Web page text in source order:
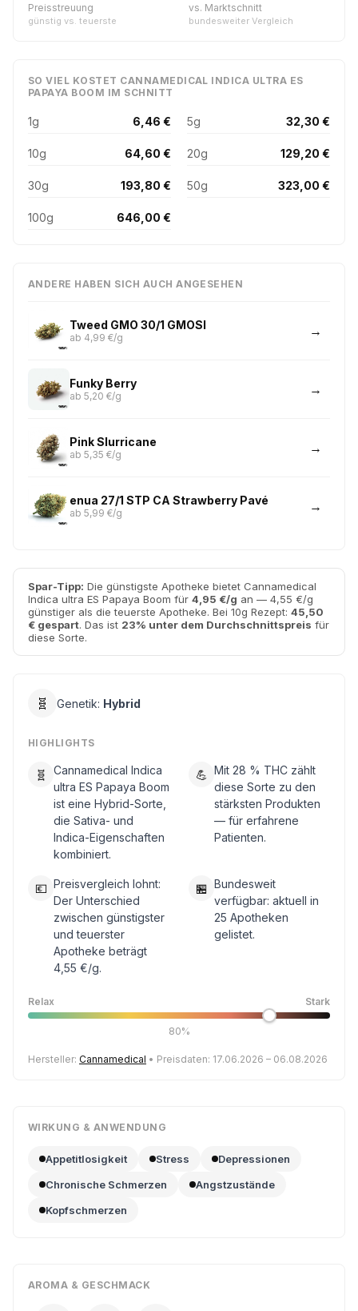
Preisstreuung
günstig vs. teuerste
vs. Marktschnitt
bundesweiter Vergleich
SO VIEL KOSTET CANNAMEDICAL INDICA ULTRA ES
PAPAYA BOOM IM SCHNITT
1g 6,46 € 5g 32,30 €
10g 64,60 € 20g 129,20 €
30g 193,80 € 50g 323,00 €
100g 646,00 €
ANDERE HABEN SICH AUCH ANGESEHEN
Tweed GMO 30/1 GMOSI
ab 4,99 €/g
Funky Berry
ab 5,20 €/g
Pink Slurricane
ab 5,35 €/g
enua 27/1 STP CA Strawberry Pavé
ab 5,99 €/g
Spar-Tipp: Die günstigste Apotheke bietet Cannamedical
Indica ultra ES Papaya Boom für 4,95 €/g an — 4,55 €/g
günstiger als die teuerste Apotheke. Bei 10g Rezept: 45,50
€ gespart. Das ist 23% unter dem Durchschnittspreis für
diese Sorte.
🧬 Genetik: Hybrid
HIGHLIGHTS
🧬
Cannamedical Indica
ultra ES Papaya Boom
ist eine Hybrid-Sorte,
die Sativa- und
Indica-Eigenschaften
kombiniert.
💪 Mit 28 % THC zählt
diese Sorte zu den
stärksten Produkten
— für erfahrene
Patienten.
💶 Preisvergleich lohnt:
Der Unterschied
zwischen günstigster
und teuerster
Apotheke beträgt
4,55 €/g.
🏪 Bundesweit
verfügbar: aktuell in
25 Apotheken
gelistet.
Relax Stark
80%
Hersteller: Cannamedical • Preisdaten: 17.06.2026 – 06.08.2026
WIRKUNG & ANWENDUNG
Appetitlosigkeit Stress
Depressionen
Chronische Schmerzen
Angstzustände
Kopfschmerzen
AROMA & GESCHMACK